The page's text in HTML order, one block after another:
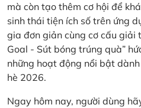
mà còn tạo thêm cơ hội để
sinh thái tiện ích số trên ứng
gia đơn giản cùng cơ cấu giải
Goal - Sút bóng trúng quà”
những hoạt động nổi bật
hè 2026.
Ngay hôm nay, người dùng